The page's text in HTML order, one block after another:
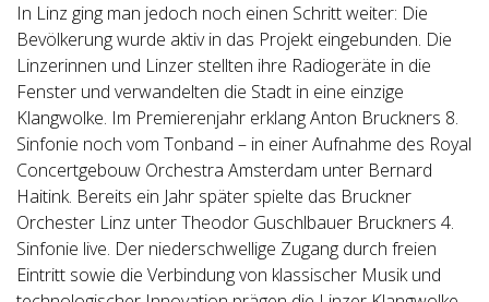
In Linz ging man jedoch noch einen Schritt weiter: Die
Bevölkerung wurde aktiv in das Projekt eingebunden. Die
Linzerinnen und Linzer stellten ihre Radiogeräte in die
Fenster und verwandelten die Stadt in eine einzige
Klangwolke. Im Premierenjahr erklang Anton Bruckners 8.
Sinfonie noch vom Tonband – in einer Aufnahme des Royal
Concertgebouw Orchestra Amsterdam unter Bernard
Haitink. Bereits ein Jahr später spielte das Bruckner
Orchester Linz unter Theodor Guschlbauer Bruckners 4.
Sinfonie live. Der niederschwellige Zugang durch freien
Eintritt sowie die Verbindung von klassischer Musik und